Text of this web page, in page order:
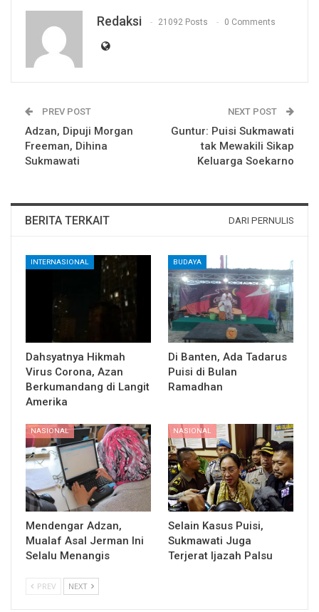
Redaksi 21092 Posts 0 Comments
PREV POST
Adzan, Dipuji Morgan
Freeman, Dihina
Sukmawati
NEXT POST
Guntur: Puisi Sukmawati
tak Mewakili Sikap
Keluarga Soekarno
BERITA TERKAIT DARI PERNULIS
INTERNASIONAL
Dahsyatnya Hikmah
Virus Corona, Azan
Berkumandang di Langit
Amerika
BUDAYA
Di Banten, Ada Tadarus
Puisi di Bulan
Ramadhan
NASIONAL
Mendengar Adzan,
Mualaf Asal Jerman Ini
Selalu Menangis
NASIONAL
Selain Kasus Puisi,
Sukmawati Juga
Terjerat Ijazah Palsu
PREV NEXT